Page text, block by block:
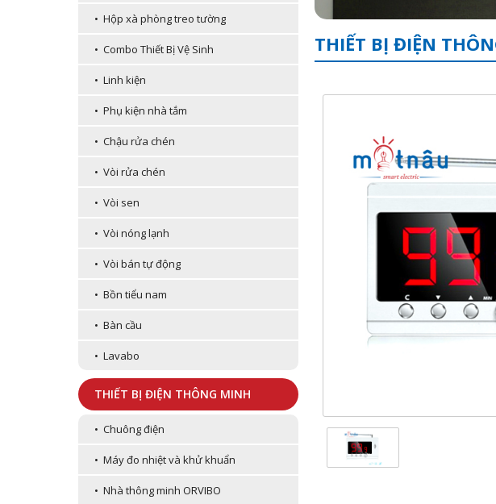
• Hộp xà phòng treo tường
• Combo Thiết Bị Vệ Sinh
• Linh kiện
• Phụ kiện nhà tắm
• Chậu rửa chén
• Vòi rửa chén
• Vòi sen
• Vòi nóng lạnh
• Vòi bán tự động
• Bồn tiểu nam
• Bàn cầu
• Lavabo
THIẾT BỊ ĐIỆN THÔNG MINH
• Chuông điện
• Máy đo nhiệt và khử khuẩn
• Nhà thông minh ORVIBO
THIẾT BỊ ĐIỆN